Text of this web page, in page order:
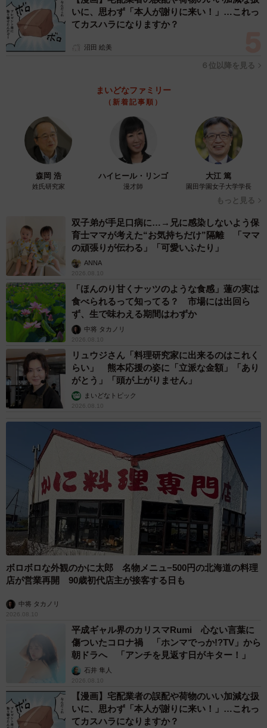
いに、思わず「本人が謝りに来い！」…これっ
てカスハラになりますか？
沼田 絵美
６位以降を見る
まいどなファミリー
（新着記事順）
森岡 浩
姓氏研究家
ハイヒール・リンゴ
漫才師
大江 篤
園田学園女子大学学長
もっと見る
双子弟が手足口病に…→兄に感染しないよう保
育士ママが考えた“お気持ちだけ”隔離 「ママ
の頑張りが伝わる」「可愛いふたり」
ANNA
2026.08.10
「ほんのり甘くナッツのような食感」蓮の実は
食べられるって知ってる？ 市場には出回ら
ず、生で味わえる期間はわずか
中将 タカノリ
2026.08.10
リュウジさん「料理研究家に出来るのはこれく
らい」 熊本応援の姿に「立派な金額」「あり
がとう」「頭が上がりません」
まいどなトピック
2026.08.10
ボロボロな外観のかに太郎 名物メニュ−500円の北海道の料理
店が営業再開 90歳初代店主が接客する日も
中将 タカノリ
2026.08.10
平成ギャル界のカリスマRumi 心ない言葉に
傷ついたコロナ禍 「ホンマでっか!?TV」から
朝ドラへ 「アンチを見返す日がキター！」
石井 隼人
2026.08.10
【漫画】宅配業者の誤配や荷物のいい加減な扱
いに、思わず「本人が謝りに来い！」…これっ
てカスハラになりますか？